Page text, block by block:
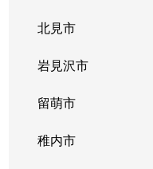
北見市
岩見沢市
留萌市
稚内市